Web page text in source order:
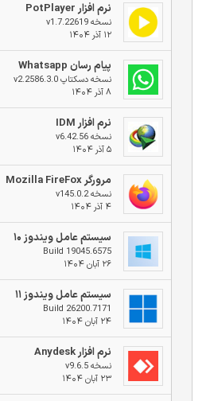
نرم افزار PotPlayer
نسخه v1.7.22619
۱۲ آذر ۱۴۰۴
پیام رسان Whatsapp
نسخه دسکتاپ v2.2586.3.0
۸ آذر ۱۴۰۴
نرم افزار IDM
نسخه v6.42.56
۵ آذر ۱۴۰۴
مرورگر Mozilla FireFox
نسخه v145.0.2
۴ آذر ۱۴۰۴
سیستم عامل ویندوز ۱۰
Build 19045.6575
۲۶ آبان ۱۴۰۴
سیستم عامل ویندوز ۱۱
Build 26200.7171
۲۴ آبان ۱۴۰۴
نرم افزار Anydesk
نسخه v9.6.5
۲۳ آبان ۱۴۰۴